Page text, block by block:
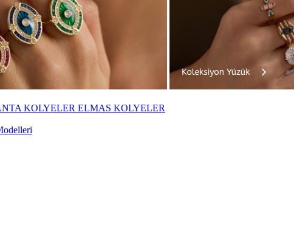
KOLYELER ELMAS KOLYELER